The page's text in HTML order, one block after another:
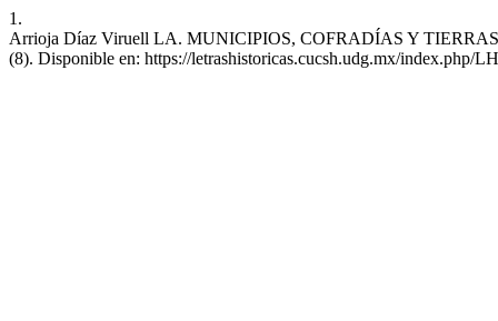
1.
Arrioja Díaz Viruell LA. MUNICIPIOS, COFRADÍAS Y
(8). Disponible en: https://letrashistoricas.cucsh.udg.mx/index.php/